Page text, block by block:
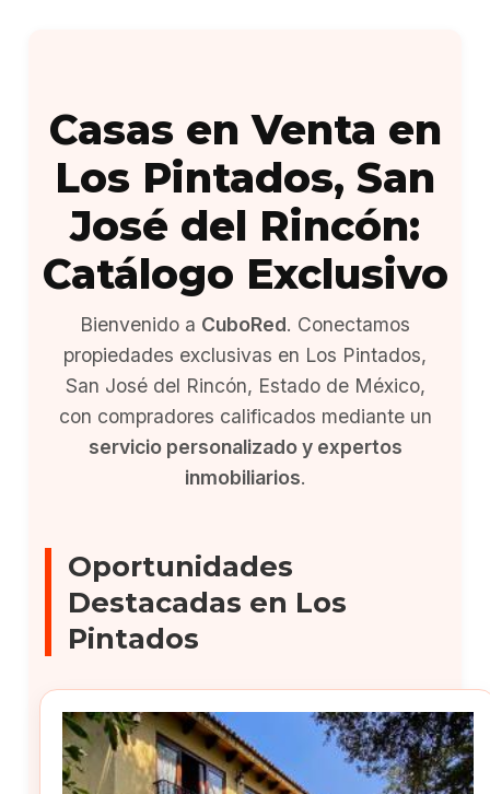
Casas en Venta en
Los Pintados, San
José del Rincón:
Catálogo Exclusivo
Bienvenido a CuboRed. Conectamos
propiedades exclusivas en Los Pintados,
San José del Rincón, Estado de México,
con compradores calificados mediante un
servicio personalizado y expertos
inmobiliarios.
Oportunidades
Destacadas en Los
Pintados